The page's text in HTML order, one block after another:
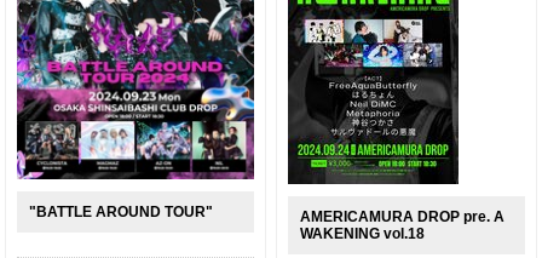
"BATTLE AROUND TOUR"
AMERICAMURA DROP pre. A
WAKENING vol.18